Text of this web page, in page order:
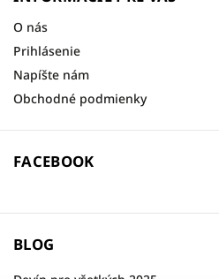
O nás
Prihlásenie
Napíšte nám
Obchodné podmienky
FACEBOOK
BLOG